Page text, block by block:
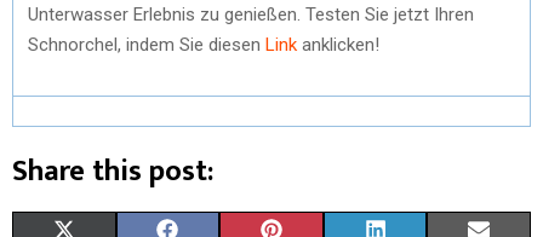
Unterwasser Erlebnis zu genießen. Testen Sie jetzt Ihren
Schnorchel, indem Sie diesen Link anklicken!
Share this post: